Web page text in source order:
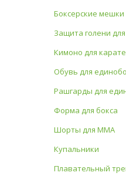
Боксерские мешки
Защита голени
Кимоно для карате
Обувь для
Рашгарды для
Форма для бокса
Шорты для MMA
Купальники
Плавательный